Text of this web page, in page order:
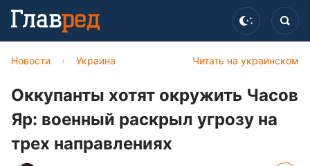
Читать на украинском
Новости › Украина
Оккупанты хотят окружить Часов
Яр: военный раскрыл угрозу на
трех направлениях